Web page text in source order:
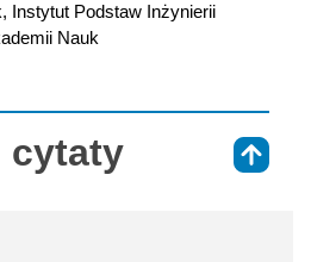
Instytut Podstaw Inżynierii
Nauk
cytaty